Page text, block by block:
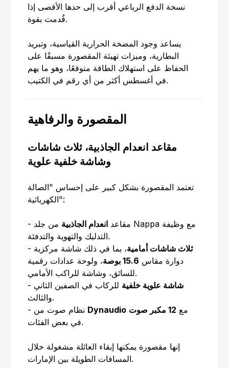
نسخة الدفع الرباعي أقرب إلى حدها الأقصى إذا
قُدمت بقوة.
يساعد وجود المضخة الحرارية القياسية، وتبريد
البطارية، وميزات تهيئة المقصورة مسبقًا على
الحفاظ على استهلاك الطاقة متوقعًا، وهو ما يهم
في أغسطس أكثر من أي رقم في الكتيب.
المقصورة والرفاهية
مقاعد انعدام الجاذبية، ثلاث شاشات
وشاشة خلفية علوية
تعتمد المقصورة بشكل كبير على إحساس "الصالة
الكهربائية":
- مقاعد انعدام الجاذبية من جلد Nappa مع وظيفة
التدليك والتهوية والتدفئة.
-
ثلاث شاشات أمامية، بما في ذلك شاشة مركزية
دوارة مقاس 15.6 بوصة
، ولوحة عدادات رقمية
للسائق، وشاشة للراكب الأمامي.
-
شاشة علوية خلفية للركاب في الصفين الثاني
والثالث.
Dynaudio مع 12 مكبر صوت
في بعض الفئات.
إنها مقصورة يمكنها إبقاء العائلة مشغولة خلال
المسافات الطويلة بين الإمارات.